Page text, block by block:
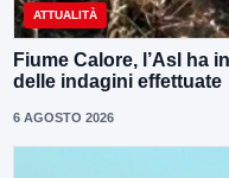
ATTUALITÀ
Fiume Calore, l’Asl ha
delle indagini effettuate
6 AGOSTO 2026